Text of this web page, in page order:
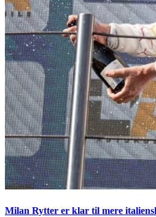
Milan Rytter er klar til mere